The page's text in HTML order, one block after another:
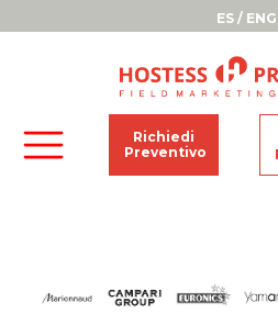
ES/ ENG
Richiedi
Preventivo
CI